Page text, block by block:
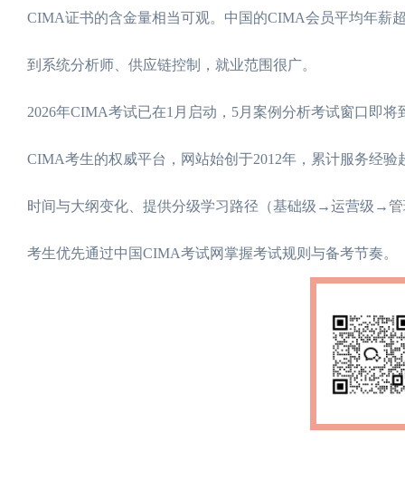
CIMA证书的含金量相当可观。中国的CIMA会员平均年薪
到系统分析师、供应链控制，就业范围很广。
2026年CIMA考试已在1月启动，5月案例分析考试窗口即
CIMA考生的权威平台，网站始创于2012年，累计服务经
时间与大纲变化、提供分级学习路径（基础级→运营级→
考生优先通过中国CIMA考试网掌握考试规则与备考节奏。